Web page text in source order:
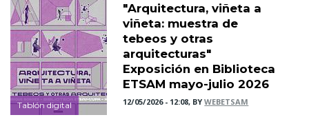
Tablón digital
"Arquitectura, viñeta a
viñeta: muestra de
tebeos y otras
arquitecturas"
Exposición en Biblioteca
ETSAM mayo-julio 2026
12/05/2026 - 12:08, BYWEBETSAM